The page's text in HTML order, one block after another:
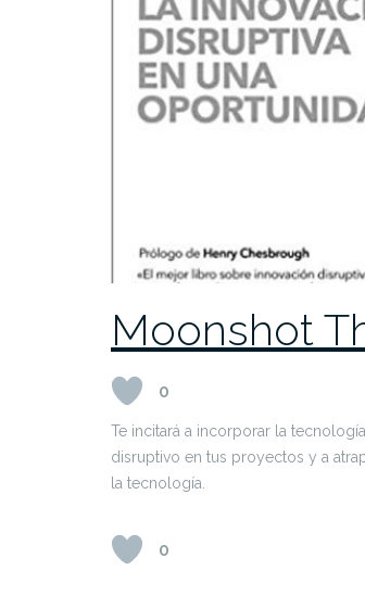
Moonshot
0
Te incitará a incorporar la
disruptivo en tus proyectos y a
la tecnología.
0